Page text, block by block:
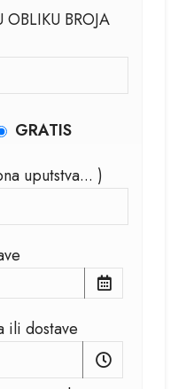
BROJA
GRATIS
uputstva... )
ili dostave